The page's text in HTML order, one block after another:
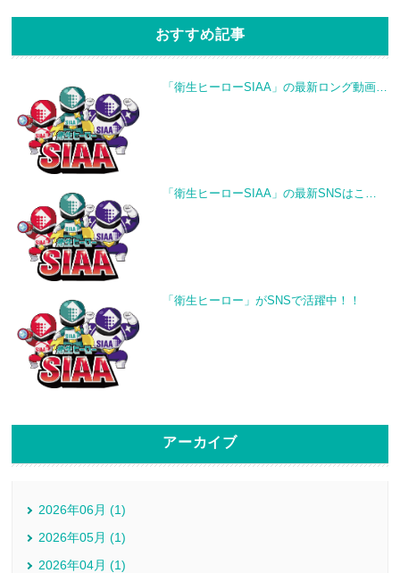
おすすめ記事
「衛生ヒーローSIAA」の最新ロング動画…
「衛生ヒーローSIAA」の最新SNSはこ …
「衛生ヒーロー」がSNSで活躍中！！
アーカイブ
2026年06月 (1)
2026年05月 (1)
2026年04月 (1)